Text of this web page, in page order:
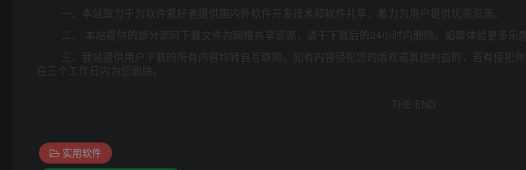
一、本站致力于为软件爱好者提供国内外软件开发技术和软件共享，着力为用户提供优资资源。
二、 本站提供的部分源码下载文件为网络共享资源，请于下载后的24小时内删除。如需体验更多乐
三、我站提供用户下载的所有内容均转自互联网。如有内容侵犯您的版权或其他利益的，若有侵犯你
在三个工作日内为您删除。
THE END
实用软件